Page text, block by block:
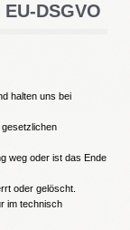
DSGVO
halten uns bei
weg oder ist das Ende
oder gelöscht.
im technisch